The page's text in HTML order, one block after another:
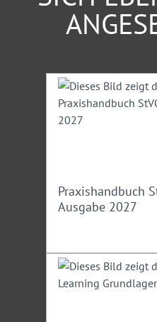
Hinweis:Ein Teilnehmer
Personen das
Joachim Zwirner: Erster
ehemaliger Leiter des
Polizeipräsidium
Produktgalerie
Praxishandbuch
Ausgabe 2027